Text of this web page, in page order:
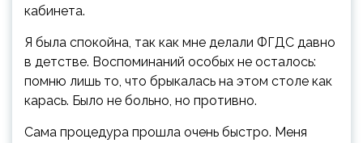
кабинета.
Я была спокойна, так как мне делали ФГДС давно
в детстве. Воспоминаний особых не осталось:
помню лишь то, что брыкалась на этом столе как
карась. Было не больно, но противно.
Сама процедура прошла очень быстро. Меня